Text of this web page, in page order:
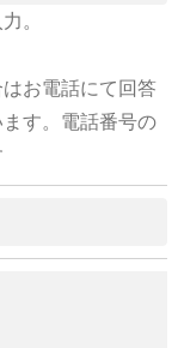
。
お電話にて回答
す。電話番号の